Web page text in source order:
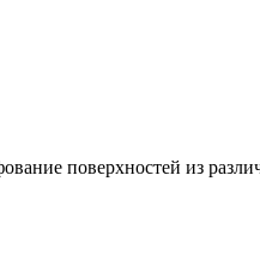
поверхностей из